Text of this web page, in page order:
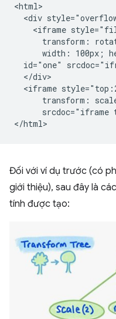
<html>
<div
<iframe
transform:
width: 100px;
id="one"
  </div>
<iframe
transform:
srcdoc="iframe
Đối với ví dụ trước (có
giới thiệu), sau đây là
tính được tạo: